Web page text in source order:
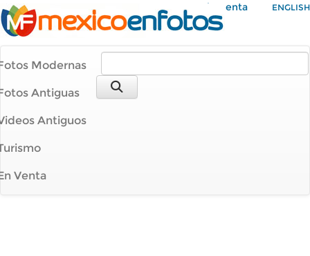
Mi Cuenta ENGLISH
Modernas
Antiguas
Antiguos
Venta